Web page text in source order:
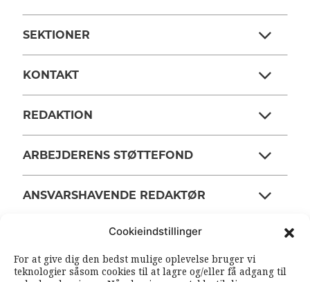
Cookieindstillinger
For at give dig den bedst mulige oplevelse bruger vi
teknologier såsom cookies til at lagre og/eller få adgang til
SEKTIONER
KONTAKT
REDAKTION
ARBEJDERENS STØTTEFOND
ANSVARSHAVENDE REDAKTØR